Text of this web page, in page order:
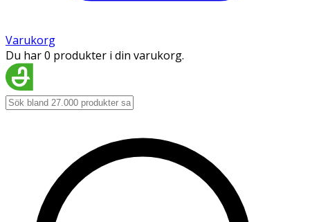
Varukorg
Du har 0 produkter i din varukorg.